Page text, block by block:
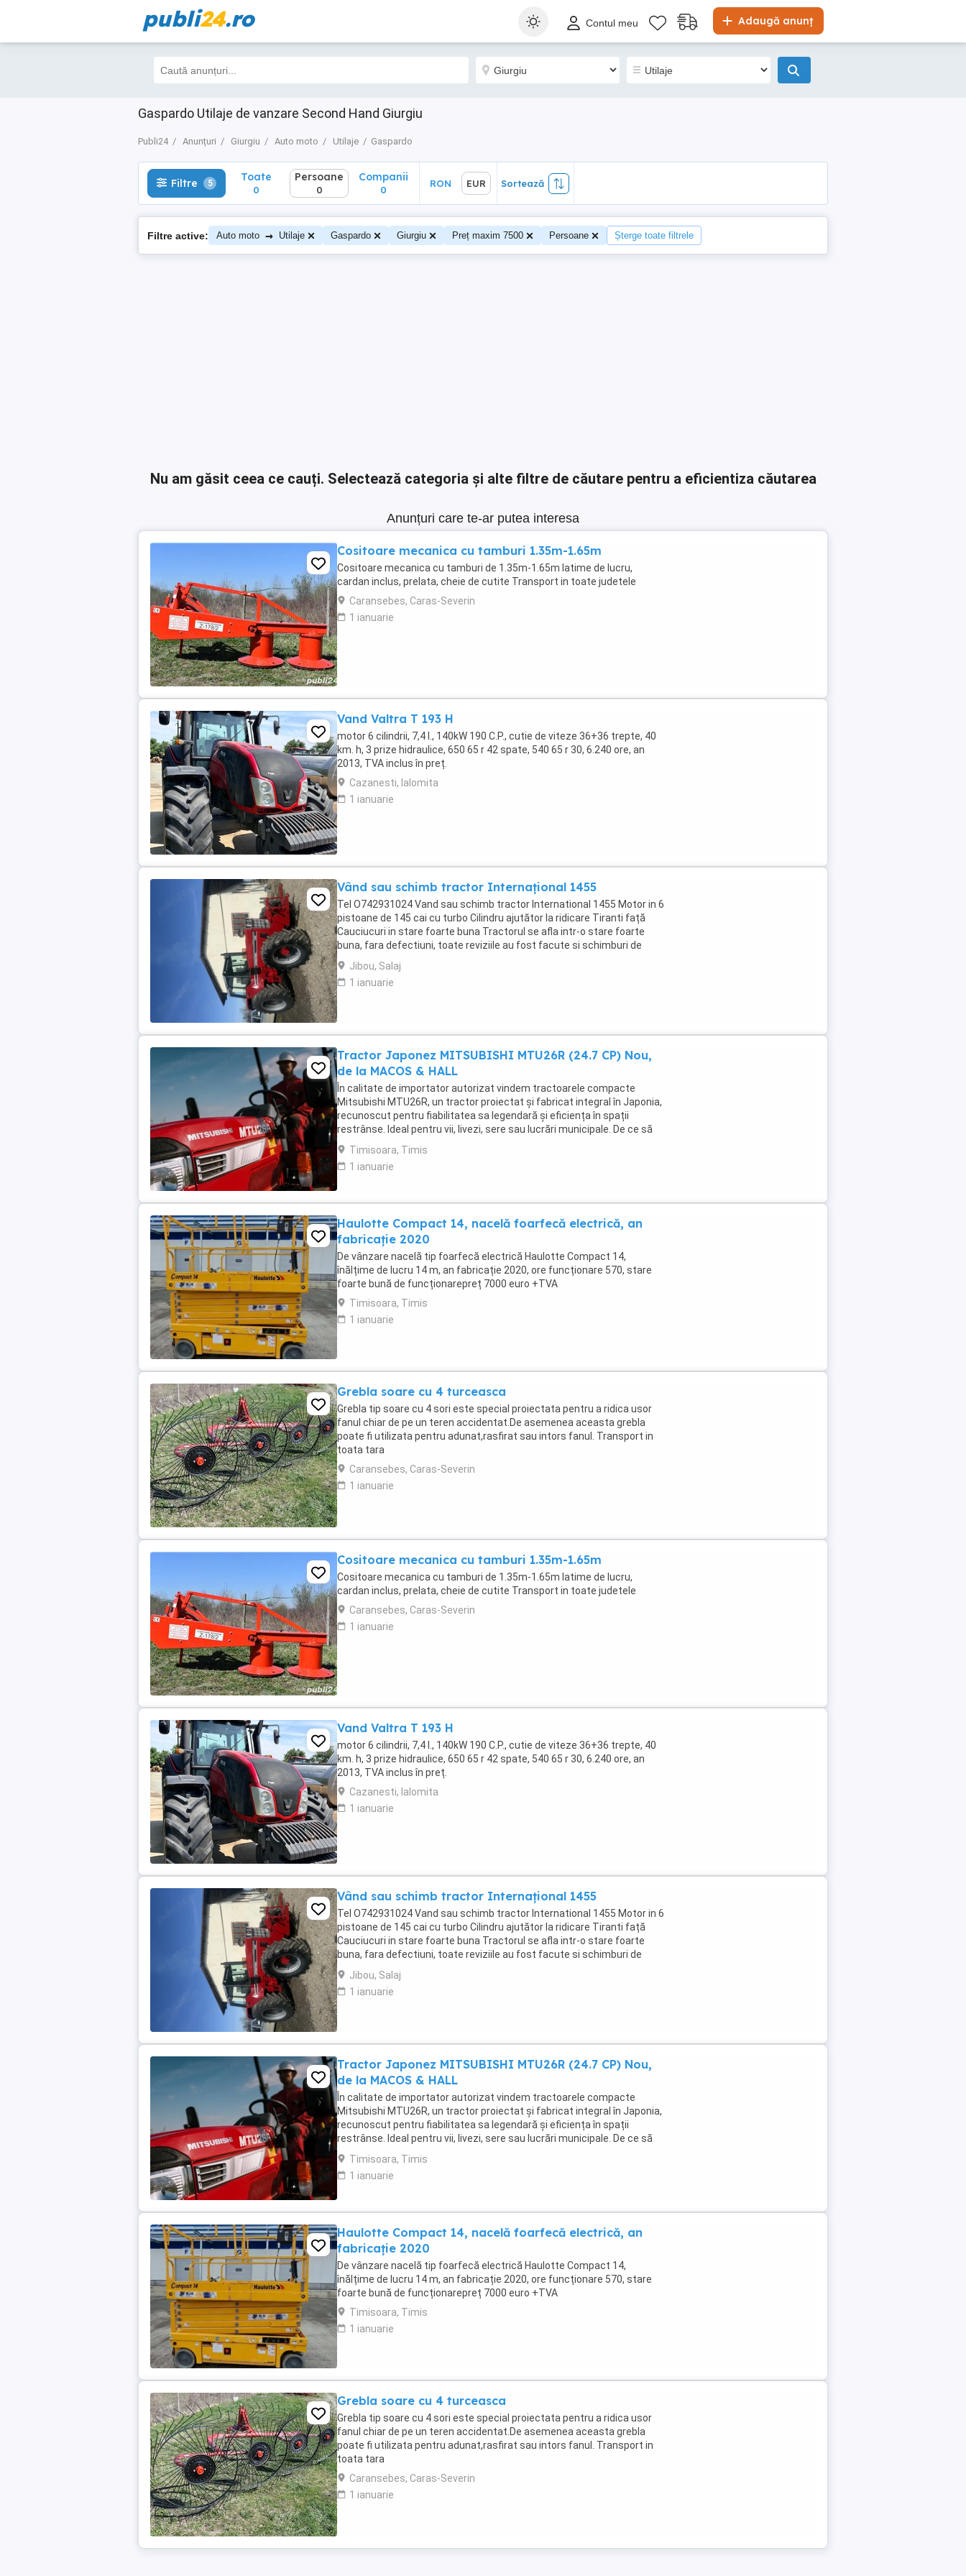
publi24.ro Adaugă anunț
Contul meu
Gaspardo Utilaje de vanzare Second Hand Giurgiu
Publi24 Anunțuri Giurgiu Auto moto Utilaje Gaspardo
Filtre 5 Toate
0
Sortează
Filtre 5 Toate
0
Persoane
0
Companii
0
RON EUR Sortează
Filtre active: Auto moto → Utilaje Gaspardo Giurgiu Preț maxim 7500 Persoane Șterge toate filtrele
Nu am găsit ceea ce cauți. Selectează categoria și alte filtre de căutare pentru a eficientiza căutarea
Anunțuri care te-ar putea interesa
Cositoare mecanica cu tamburi 1.35m-1.65m
Cositoare mecanica cu tamburi de 1.35m-1.65m latime de lucru,
cardan inclus, prelata, cheie de cutite Transport in toate judetele
Caransebes, Caras-Severin
1 ianuarie
Vand Valtra T 193 H
motor 6 cilindrii, 7,4 l., 140kW 190 C.P., cutie de viteze 36+36 trepte, 40
km. h, 3 prize hidraulice, 650 65 r 42 spate, 540 65 r 30, 6.240 ore, an
2013, TVA inclus în preț.
Cazanesti, Ialomita
1 ianuarie
Vând sau schimb tractor Internațional 1455
Tel O742931024 Vand sau schimb tractor International 1455 Motor in 6
pistoane de 145 cai cu turbo Cilindru ajutător la ridicare Tiranti față
Cauciucuri in stare foarte buna Tractorul se afla intr-o stare foarte
buna, fara defectiuni, toate reviziile au fost facute si schimburi de
consumabile, nu necesita ...
Jibou, Salaj
1 ianuarie
Tractor Japonez MITSUBISHI MTU26R (24.7 CP) Nou,
de la MACOS & HALL
În calitate de importator autorizat vindem tractoarele compacte
Mitsubishi MTU26R, un tractor proiectat și fabricat integral în Japonia,
recunoscut pentru fiabilitatea sa legendară și eficiența în spații
restrânse. Ideal pentru vii, livezi, sere sau lucrări municipale. De ce să
alegi Mitsubishi MTU26R ...
Timisoara, Timis
1 ianuarie
Haulotte Compact 14, nacelă foarfecă electrică, an
fabricație 2020
De vânzare nacelă tip foarfecă electrică Haulotte Compact 14,
înălțime de lucru 14 m, an fabricație 2020, ore funcționare 570, stare
foarte bună de funcționarepreț 7000 euro +TVA
Timisoara, Timis
1 ianuarie
Grebla soare cu 4 turceasca
Grebla tip soare cu 4 sori este special proiectata pentru a ridica usor
fanul chiar de pe un teren accidentat.De asemenea aceasta grebla
poate fi utilizata pentru adunat,rasfirat sau intors fanul. Transport in
toata tara
Caransebes, Caras-Severin
1 ianuarie
Cositoare mecanica cu tamburi 1.35m-1.65m
Cositoare mecanica cu tamburi de 1.35m-1.65m latime de lucru,
cardan inclus, prelata, cheie de cutite Transport in toate judetele
Caransebes, Caras-Severin
1 ianuarie
Vand Valtra T 193 H
motor 6 cilindrii, 7,4 l., 140kW 190 C.P., cutie de viteze 36+36 trepte, 40
km. h, 3 prize hidraulice, 650 65 r 42 spate, 540 65 r 30, 6.240 ore, an
2013, TVA inclus în preț.
Cazanesti, Ialomita
1 ianuarie
Vând sau schimb tractor Internațional 1455
Tel O742931024 Vand sau schimb tractor International 1455 Motor in 6
pistoane de 145 cai cu turbo Cilindru ajutător la ridicare Tiranti față
Cauciucuri in stare foarte buna Tractorul se afla intr-o stare foarte
buna, fara defectiuni, toate reviziile au fost facute si schimburi de
consumabile, nu necesita ...
Jibou, Salaj
1 ianuarie
Tractor Japonez MITSUBISHI MTU26R (24.7 CP) Nou,
de la MACOS & HALL
În calitate de importator autorizat vindem tractoarele compacte
Mitsubishi MTU26R, un tractor proiectat și fabricat integral în Japonia,
recunoscut pentru fiabilitatea sa legendară și eficiența în spații
restrânse. Ideal pentru vii, livezi, sere sau lucrări municipale. De ce să
alegi Mitsubishi MTU26R ...
Timisoara, Timis
1 ianuarie
Haulotte Compact 14, nacelă foarfecă electrică, an
fabricație 2020
De vânzare nacelă tip foarfecă electrică Haulotte Compact 14,
înălțime de lucru 14 m, an fabricație 2020, ore funcționare 570, stare
foarte bună de funcționarepreț 7000 euro +TVA
Timisoara, Timis
1 ianuarie
Grebla soare cu 4 turceasca
Grebla tip soare cu 4 sori este special proiectata pentru a ridica usor
fanul chiar de pe un teren accidentat.De asemenea aceasta grebla
poate fi utilizata pentru adunat,rasfirat sau intors fanul. Transport in
toata tara
Caransebes, Caras-Severin
1 ianuarie